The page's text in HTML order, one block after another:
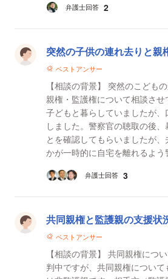
弁護士回答 2
突然の子供の連れ去りと親
ベストアンサー
【相談の背景】 突然のこども
親権・監護権について相談させてくだ
子どもと暮らしていましたが
しました。警察官の聴取の後
とを確認してもらいましたが
かが一時的に自宅を離れるよ
お...
弁護士回答 3
共同親権と監護親の支援状
ベストアンサー
【相談の背景】 共同親権につ
判中ですが、共同親権につい